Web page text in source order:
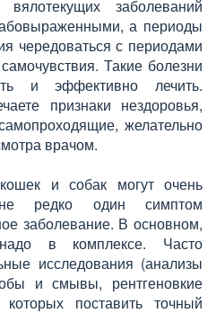
заболеваний
а периоды
чередоваться с периодами
Такие болезни
и эффективно лечить.
признаки нездоровья,
желательно
врачом.
и собак могут очень
редко один симптом
заболевание. В основном,
в комплексе. Часто
исследования (анализы
и смывы, рентгеновкие
поставить точный